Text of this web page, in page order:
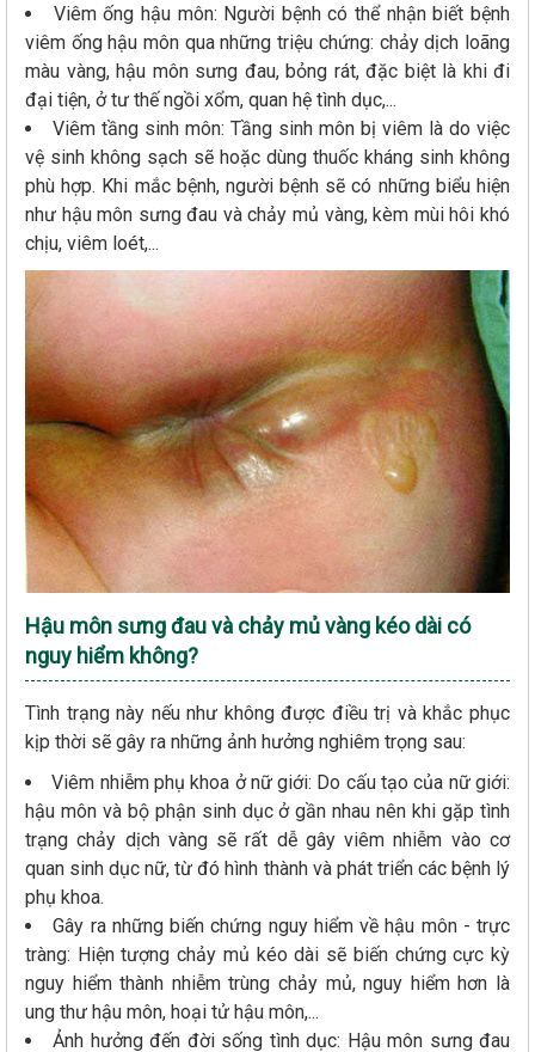
Viêm ống hậu môn: Người bệnh có thể nhận biết bệnh
viêm ống hậu môn qua những triệu chứng: chảy dịch loãng
màu vàng, hậu môn sưng đau, bỏng rát, đặc biệt là khi đi
đại tiện, ở tư thế ngồi xổm, quan hệ tình dục,...
Viêm tầng sinh môn: Tầng sinh môn bị viêm là do việc
vệ sinh không sạch sẽ hoặc dùng thuốc kháng sinh không
phù hợp. Khi mắc bệnh, người bệnh sẽ có những biểu hiện
như hậu môn sưng đau và chảy mủ vàng, kèm mùi hôi khó
chịu, viêm loét,...
Hậu môn sưng đau và chảy mủ vàng kéo dài có
nguy hiểm không?
Tình trạng này nếu như không được điều trị và khắc phục
kịp thời sẽ gây ra những ảnh hưởng nghiêm trọng sau:
Viêm nhiễm phụ khoa ở nữ giới: Do cấu tạo của nữ giới:
hậu môn và bộ phận sinh dục ở gần nhau nên khi gặp tình
trạng chảy dịch vàng sẽ rất dễ gây viêm nhiễm vào cơ
quan sinh dục nữ, từ đó hình thành và phát triển các bệnh lý
phụ khoa.
Gây ra những biến chứng nguy hiểm về hậu môn - trực
tràng: Hiện tượng chảy mủ kéo dài sẽ biến chứng cực kỳ
nguy hiểm thành nhiễm trùng chảy mủ, nguy hiểm hơn là
ung thư hậu môn, hoại tử hậu môn,...
Ảnh hưởng đến đời sống tình dục: Hậu môn sưng đau